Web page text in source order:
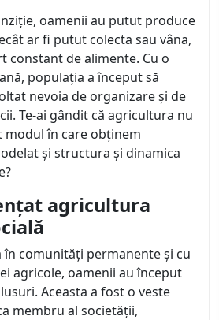
oamenii au putut produce
ar fi putut colecta sau vâna,
constant de alimente. Cu o
populația a început să
nevoia de organizare și de
Te-ai gândit că agricultura nu
modul în care obținem
și structura și dinamica
agricultura
în comunități permanente și cu
agricole, oamenii au început
Aceasta a fost o veste
membru al societății,